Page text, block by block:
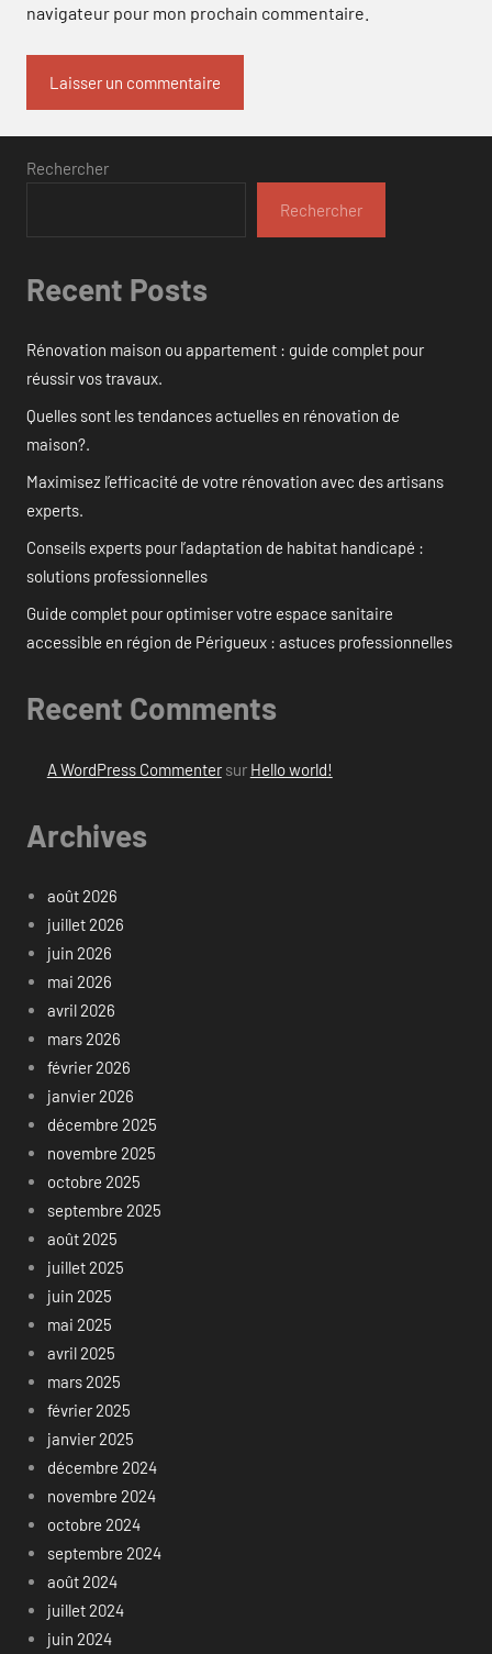
navigateur pour mon prochain commentaire.
Rechercher
Rechercher
Recent Posts
Rénovation maison ou appartement : guide complet pour
réussir vos travaux.
Quelles sont les tendances actuelles en rénovation de
maison?.
Maximisez l’efficacité de votre rénovation avec des artisans
experts.
Conseils experts pour l’adaptation de habitat handicapé :
solutions professionnelles
Guide complet pour optimiser votre espace sanitaire
accessible en région de Périgueux : astuces professionnelles
Recent Comments
A WordPress Commentersur Hello world!
Archives
août 2026
juillet 2026
juin 2026
mai 2026
avril 2026
mars 2026
février 2026
janvier 2026
décembre 2025
novembre 2025
octobre 2025
septembre 2025
août 2025
juillet 2025
juin 2025
mai 2025
avril 2025
mars 2025
février 2025
janvier 2025
décembre 2024
novembre 2024
octobre 2024
septembre 2024
août 2024
juillet 2024
juin 2024